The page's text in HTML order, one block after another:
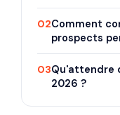
02Comment
prospects
03Qu'attendre
2026 ?